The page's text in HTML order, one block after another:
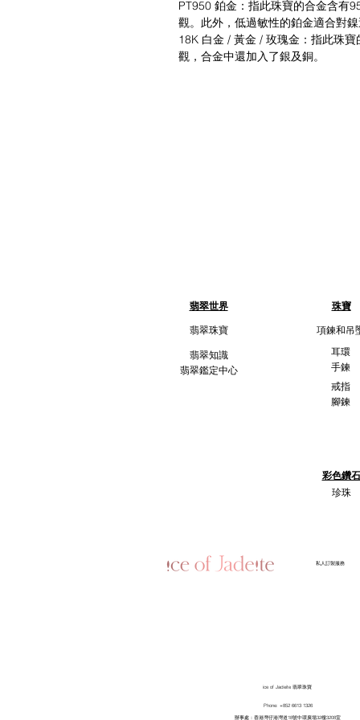
PT950 鉑金：指此珠寶的合金含有
觀。此外，低過敏性的鉑金適合對
18K 白金 / 黃金 / 玫瑰金：指此珠
觀，合金中還加入了銀及銅。
翡翠世界
珠寶
翡翠珠寶
項鍊和吊
翡翠知識
翡翠鑑定中心
耳環
手鍊
戒指
腳鍊
彩色鑽石
珍珠
​私人訂製服務
ice of Jadeite 翡翠珠寶
Phone: +852 6613 1326
​辦事處：香港灣仔港灣道18號中環廣場32樓3208室